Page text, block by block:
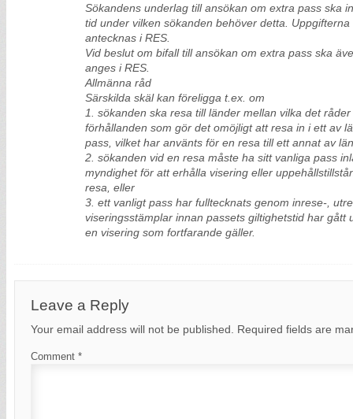
Sökandens underlag till ansökan om extra pass ska
tid under vilken sökanden behöver detta.
antecknas i RES.
Vid beslut om bifall till ansökan om extra pass ska
anges i RES.
Allmänna råd
Särskilda skäl kan föreligga t.ex. om
1. sökanden ska resa till länder mellan vilka det
förhållanden som gör det omöjligt att resa in i ett av
pass, vilket har använts för en resa till ett annat av
2. sökanden vid en resa måste ha sitt vanliga pass
myndighet för att erhålla visering eller
resa, eller
3. ett vanligt pass har fulltecknats genom inrese-,
viseringsstämplar innan passets giltighetstid har gått
en visering som fortfarande gäller.
Leave a Reply
Your email address will not be published. Required fields are
Comment *